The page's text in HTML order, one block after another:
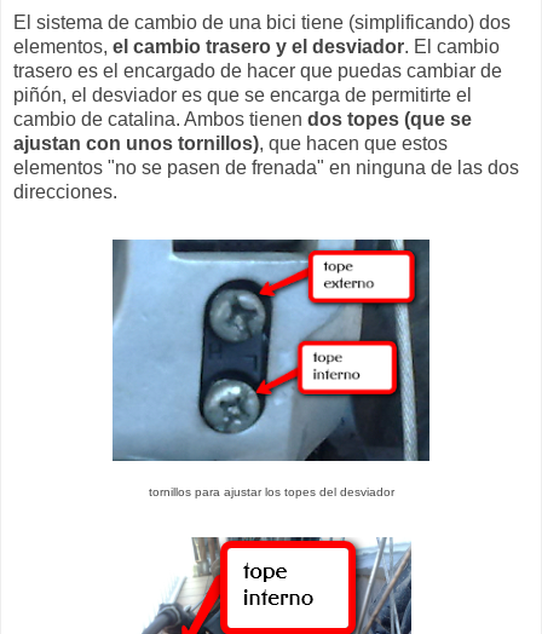
El sistema de cambio de una bici tiene (simplificando) dos
elementos, el cambio trasero y el desviador. El cambio
trasero es el encargado de hacer que puedas cambiar de
piñón, el desviador es que se encarga de permitirte el
cambio de catalina. Ambos tienen dos topes (que se
ajustan con unos tornillos), que hacen que estos
elementos "no se pasen de frenada" en ninguna de las dos
direcciones.
tornillos para ajustar los topes del desviador